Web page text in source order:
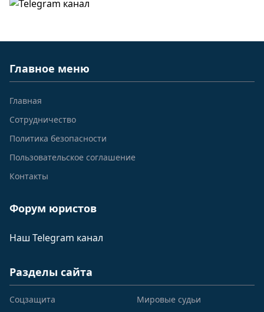
Главное меню
Главная
Сотрудничество
Политика безопасности
Пользовательское соглашение
Контакты
Форум юристов
Наш Telegram канал
Разделы сайта
Соцзащита
Мировые судьи